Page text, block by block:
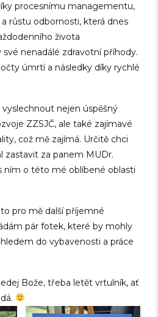
procesnímu managementu,
růstu odbornosti, která dnes
života
nenadálé zdravotní příhody.
úmrtí a následky díky rychlé
nejen úspěšný
ZZSJČ, ale také zajímavé
což mě zajímá. Určitě chci
zastavit za panem MUDr.
ním o této mé oblíbené oblasti
pro mě další příjemné
pár fotek, které by mohly
do vybavenosti a práce
Bože, třeba letět vrtulník, ať